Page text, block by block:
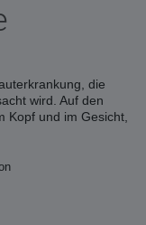
die
wird. Auf den
Kopf und im Gesicht,